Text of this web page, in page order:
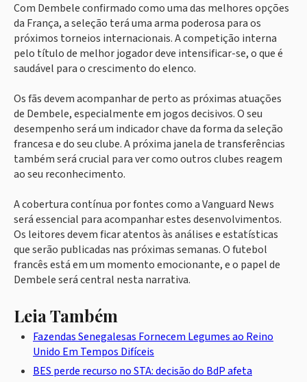
Com Dembele confirmado como uma das melhores opções
da França, a seleção terá uma arma poderosa para os
próximos torneios internacionais. A competição interna
pelo título de melhor jogador deve intensificar-se, o que é
saudável para o crescimento do elenco.
Os fãs devem acompanhar de perto as próximas atuações
de Dembele, especialmente em jogos decisivos. O seu
desempenho será um indicador chave da forma da seleção
francesa e do seu clube. A próxima janela de transferências
também será crucial para ver como outros clubes reagem
ao seu reconhecimento.
A cobertura contínua por fontes como a Vanguard News
será essencial para acompanhar estes desenvolvimentos.
Os leitores devem ficar atentos às análises e estatísticas
que serão publicadas nas próximas semanas. O futebol
francês está em um momento emocionante, e o papel de
Dembele será central nesta narrativa.
Leia Também
Fazendas Senegalesas Fornecem Legumes ao Reino
Unido Em Tempos Difíceis
BES perde recurso no STA: decisão do BdP afeta